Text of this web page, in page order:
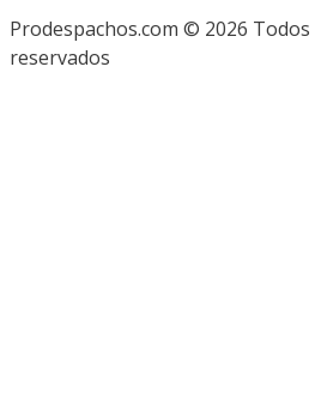
Prodespachos.com © 2026
reservados